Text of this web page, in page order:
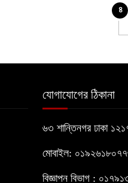
৪
৬
যোগাযোগের ঠিকানা
৬৩ শান্তিনগর ঢাকা
মোবাইল:
বিজ্ঞাপন বিভাগ :